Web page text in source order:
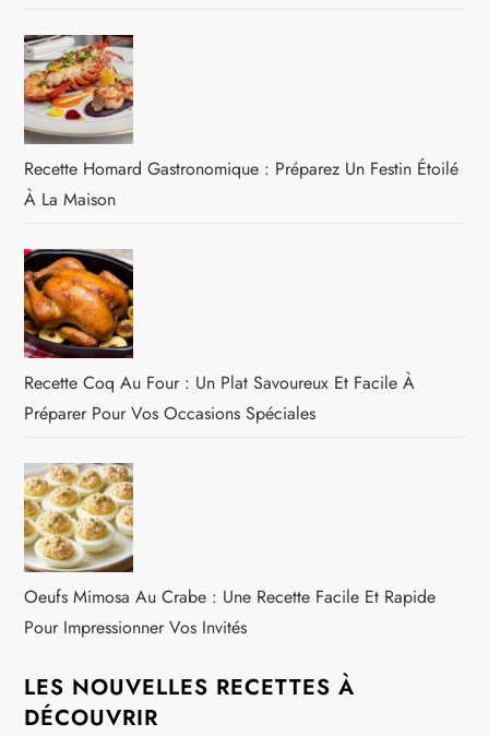
Recette Homard Gastronomique : Préparez Un Festin Étoilé
À La Maison
Recette Coq Au Four : Un Plat Savoureux Et Facile À
Préparer Pour Vos Occasions Spéciales
Oeufs Mimosa Au Crabe : Une Recette Facile Et Rapide
Pour Impressionner Vos Invités
LES NOUVELLES RECETTES À
DÉCOUVRIR